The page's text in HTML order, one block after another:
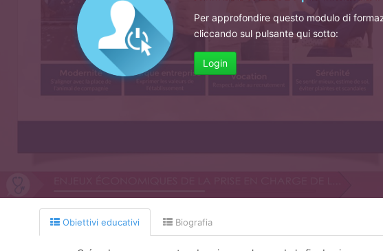
Per approfondire questo modulo di
cliccando sul pulsante qui sotto:
Login
Obiettivi educativi Biografia